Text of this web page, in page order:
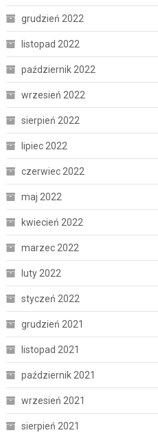
grudzień 2022
listopad 2022
październik 2022
wrzesień 2022
sierpień 2022
lipiec 2022
czerwiec 2022
maj 2022
kwiecień 2022
marzec 2022
luty 2022
styczeń 2022
grudzień 2021
listopad 2021
październik 2021
wrzesień 2021
sierpień 2021